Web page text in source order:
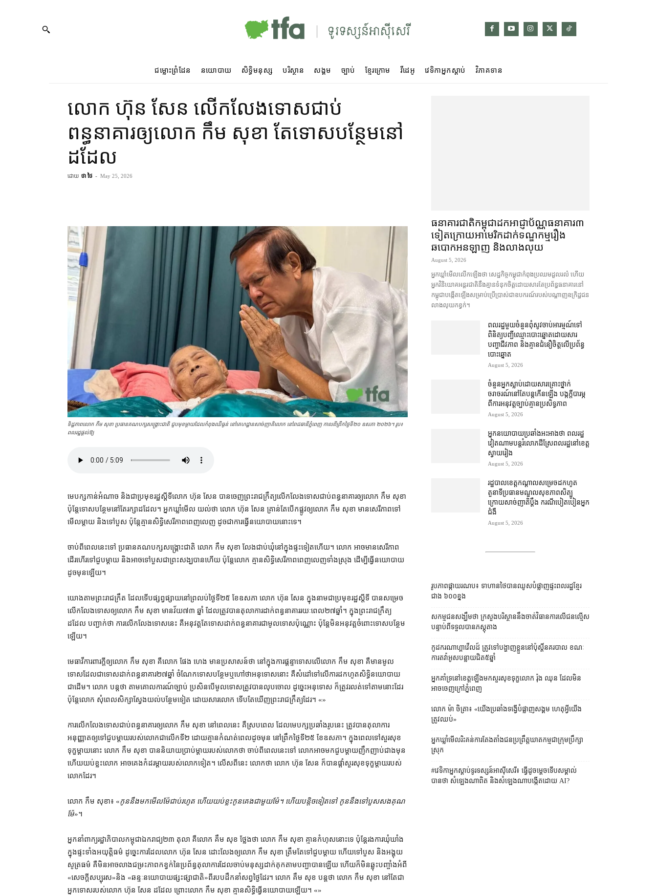
ជម្លោះព្រំដែន នយោបាយ សិទ្ធិមនុស្ស បរិស្ថាន សង្គម ច្បាប់ ខ្មែរក្រោម វីដេអូ វេទិកាអ្នកស្ដាប់ វិភាគទាន
លោក ហ៊ុន សែន លើកលែងទោស​ជាប់
ពន្ធនាគារ​ឲ្យ​លោក កឹម សុខា តែ​ទោស​បន្ថែម​នៅ​
ដដែល
ដោយ ថា ថៃ - May 25, 2026
ទិដ្ឋភាពលោក កឹម សុខា ​ប្រធានគណបក្សសង្គ្រោះជាតិ ​ជួបមុខម្ដាយដែលកំពុងឈឺធ្ងន់ នៅគេហដ្ឋានសាច់ញាតិ​លោក នៅ​រាជធានីភ្នំពេញ ​​កាល​​ពី​ព្រឹកថ្ងៃទី២០ ឧសភា ២០២៦។ រូប៖
ពលរដ្ឋផ្ដល់ឱ្យ
មេបក្ស​កាន់អំណាច និង​ជា​ប្រមុខ​រដ្ឋស្តីទី​លោក ហ៊ុន សែន បាន​ចេញ​ព្រះរាជក្រឹត្យ​លើកលែងទោស​ជាប់ពន្ធនាគារ​ឲ្យ​លោក កឹម សុខា
ប៉ុន្តែ​ទោស​បន្ថែម​នៅតែ​រក្សា​ដដែល​។ អ្នកឃ្លាំមើល យល់ថា លោក ហ៊ុន សែន គ្រាន់តែ​បើកផ្លូវ​ឲ្យ​លោក កឹម សុខា មាន​សេរីភាព​ទៅ​
មើល​ម្តាយ និង​ទៅ​បួស ប៉ុន្តែ​គ្មាន​សិទ្ធិ​សេរីភាព​ពេញលេញ ដូចជា​ការ​ធ្វើ​នយោបាយ​នោះ​ទេ។
ចាប់​ពី​ពេល​នេះ​ទៅ ប្រធាន​គណបក្ស​សង្គ្រោះ​ជាតិ លោក កឹម សុខា លែង​ជាប់ឃុំ​នៅក្នុង​ផ្ទះ​ទៀតហើយ​។ លោក អាច​មាន​សេរីភាព​
ដើរហើរ​ទៅ​ជួប​ម្តាយ និង​អាច​ទៅ​បួស​ជា​ព្រះសង្ឃ​បាន​ហើយ ប៉ុន្តែ​លោក គ្មាន​សិទ្ធិ​សេរីភាព​ពេញលេញ​ទាំងស្រុង ដើម្បី​ធ្វើ​នយោបាយ​
ដូច​មុន​ឡើយ។
យោង​តាម​ព្រះរាជក្រឹត ដែល​ទើប​ផ្សព្វផ្សាយ​នៅ​ព្រលប់​ថ្ងៃទី​២៥ ខែឧសភា លោក ហ៊ុន សែន ក្នុងនាម​ជា​ប្រមុខ​រដ្ឋស្តីទី បានសម្រេច​
លើកលែងទោស​ឲ្យ​លោក កឹម សុខា មាន​វ័យ​៧៣ ឆ្នាំ ដែល​ត្រូវ​បាន​តុលាការ​ដាក់​ពន្ធនាគារ​រយៈពេល​២៧​ឆ្នាំ​។ ក្នុង​ព្រះរាជក្រឹត្យ​
ដដែល បញ្ជាក់​ថា ការ​លើកលែងទោស​នេះ គឺ​អនុវត្ត​តែ​ទោស​ដាក់​ពន្ធនាគារ​ជា​មូលទោស​ប៉ុណ្ណោះ ប៉ុន្តែ​មិន​អនុវត្ត​ចំពោះ​ទោស​បន្ថែម​
ឡើយ។
មេធាវី​ការពារ​ក្តី​ឲ្យ​លោក កឹម សុខា គឺ​លោក ផែង ហេង មានប្រសាសន៍ថា នៅក្នុង​ការ​ផ្តន្ទាទោស​លើ​លោក កឹម សុខា គឺ​មាន​មូល
ទោស​ដែល​ជា​ទោស​ដាក់​ពន្ធនាគារ​២៧​ឆ្នាំ ចំណែក​ទោស​បន្ថែម​ឬ​ហៅថា​អនុទោស​នោះ គឺ​សំដៅ​ទៅលើ​ការ​ដកហូត​សិទ្ធិ​នយោបាយ​
ជាដើម​។ លោក បន្ត​ថា តាម​គោលការណ៍​ច្បាប់ ប្រសិនបើ​មូលទោស​ត្រូវ​បាន​លុបចោល ដូច្នេះ​អនុទោស ក៏​ត្រូវ​រលត់​ទៅតាម​នោះ​ដែរ
ប៉ុន្តែ​លោក សុំ​ពេល​សិក្សា​ស្វែងយល់​បន្ថែម​ទៀត ដោយសារ​លោក ទើបតែ​ឃើញ​ព្រះរាជក្រឹត្យ​ដែរ។ «»
ការ​លើកលែងទោស​ជាប់ពន្ធនាគារ​ឲ្យ​លោក កឹម សុខា នៅ​ពេល​នេះ គឺ​ស្របពេល ដែល​មេ​បក្ស​ប្រឆាំង​រូបនេះ ត្រូវ​បាន​តុលាការ
អនុញ្ញាត​ឲ្យ​ទៅ​ជួប​ម្តាយ​របស់​លោក​ជា​លើក​ទី​២ ដោយ​គ្មាន​កំណត់ពេល​ដូច​មុន នៅ​ព្រឹក​ថ្ងៃទី​២៥ ខែឧសភា​។ ក្នុង​ពេល​ទៅ​សួរសុខ
ទុក្ខ​ម្តាយ​នោះ លោក កឹម សុខា បាន​និយាយប្រាប់​ម្តាយ​របស់​លោក​ថា ចាប់ពី​ពេល​នេះ​ទៅ លោក​អាច​មក​ជួប​ម្តាយ​ញឹកញាប់​ជាង​មុន
ហើយ​យប់​ខ្លះ​លោក អាច​គេង​កំដរ​ម្តាយ​របស់​លោក​ទៀត​។ លើស​ពី​នេះ លោក​ថា លោក ហ៊ុន សែន ក៏បាន​ផ្តាំ​សួរសុខទុក្ខ​ម្តាយ​របស់​
លោក​ដែរ។
លោក កឹម សុខា៖ «​កូន​នឹង​មក​មើល​ម៉ែ​ជាប់​រហូត ហើយ​យប់​ខ្លះ​កូន​គេង​ជាមួយ​ម៉ែ​។ ហើយ​បន្តិចទៀត​ទៅ កូន​នឹង​ទៅ​បួស​សងគុណ​
ម៉ែ»។
អ្នកនាំពាក្យ​រដ្ឋាភិបាល​កម្ពុជា​ឯករាជ្យ​២៣ តុលា គឺ​លោក គឹម សុខ ថ្លែង​ថា លោក កឹម សុខា គ្មាន​កំហុស​នោះ​ទេ ប៉ុន្តែ​រង​ការ​ឃុំឃាំង​
ក្នុងផ្ទះ​ទាំង​អយុត្តិធម៌ ដូច្នេះ​ការដែល​លោក ហ៊ុន សែន ដោះលែង​ឲ្យ​លោក កឹម សុខា ត្រឹមតែ​ទៅ​ជួប​ម្តាយ ហើយ​ទៅ​បួស និង​អង្គុយ​
សូត្រធម៌ គឺ​មិនអាច​លាង​ជម្រះ​ភាព​កខ្វក់​នៃ​ប្រព័ន្ធ​តុលាការ​ដែល​ចាប់​មនុស្ស​ដាក់គុក​តាម​បញ្ជា​បាន​ឡើយ ហើយក៏​មិន​ឆ្លុះបញ្ចាំង​អំពី​
«​សេចក្តី​សប្បុរស​»​និង «​ឆន្ទៈ​នយោបាយ​ផ្សះផ្សា​ជាតិ​»​ពី​របប​ដឹកនាំ​សព្វថ្ងៃ​ដែរ​។ លោក គឹម សុខ បន្ត​ថា លោក កឹម សុខា នៅតែ​ជា​
អ្នកទោស​របស់​លោក ហ៊ុន សែន ដដែល ព្រោះ​លោក កឹម សុខា គ្មាន​សិទ្ធិ​ធ្វើ​នយោបាយ​ឡើយ។ «»
ធនាគារជាតិ​កម្ពុជា​ដក​អាជ្ញាប័ណ្ណ​ធនាគារ​៣​​
ទៀត​ក្រោយ​អាមេរិក​ដាក់​ទណ្ឌកម្ម​​រឿង​
ឆបោក​អនឡាញ និង​លាងលុយ
August 5, 2026
អ្នកឃ្លាំមើល​លើកឡើង​ថា សេដ្ឋកិច្ច​កម្ពុជា​កំពុង​ប្រឈម​ដួលរលំ ហើយ​
អ្នក​វិនិយោគ​អន្តរជាតិ​នឹង​គ្មាន​ទំនុកចិត្ត​ដោយសារតែ​ប្រព័ន្ធ​ធនាគារ​នៅ​
កម្ពុជា​បង្កើត​ឡើង​សម្រាប់​ប្រើប្រាស់​ជា​ឧបករណ៍​របស់​បណ្ដាញ​ឧក្រិដ្ឋជន​
លាងលុយកខ្វក់។
ពលរដ្ឋ​មួយចំនួន​ពុំ​សូវ​ចាប់អារម្មណ៍​ទៅ​
ពិនិត្យ​បញ្ជី​ឈ្មោះ​បោះឆ្នោត​ដោយសារ​
បញ្ហា​ជីវភាព និង​គ្មាន​ជំនឿ​ចិត្ត​លើ​ប្រព័ន្ធ​
បោះឆ្នោត
August 5, 2026
ចំនួន​អ្នក​ស្លាប់​ដោយសារ​គ្រោះថ្នាក់​
ចរាចរណ៍​នៅតែ​បន្ត​កើនឡើង បង្ក​ក្តី​បារម្ភ​
ពី​ការអនុវត្ត​ច្បាប់​គ្មាន​ប្រសិទ្ធភាព
August 5, 2026
អ្នកនយោបាយ​ប្រឆាំង​អះអាង​ថា ពលរដ្ឋ​
វៀតណាម​បន្ត​រំលោភ​ដីស្រែ​ពលរដ្ឋ​នៅ​ខេត្ត
ស្វាយរៀង​
August 5, 2026
រដ្ឋបាល​ខេត្ត​កណ្តាល​សម្រេច​ដកហូត​
តួនាទី​ប្រធាន​មណ្ឌល​សុខភាព​សិត្បូ
ក្រោយ​សាច់ញាតិ​ប្តឹង ករណី​បៀតបៀន​​អ្នក
ជំងឺ
August 5, 2026
រូបភាពផ្កាយរណប៖ ទាហានថៃបានឈូសបំផ្លាញផ្ទះពលរដ្ឋខ្មែរ
ជាង ៦០០ខ្នង
សកម្មជនសង្ឃឹមថា ក្រសួងបរិស្ថាននឹងចាត់វិធានការលើជនល្មើស
បន្ទាប់ពីទទួលបានភស្ដុតាង
កូដករណាហ្គាវើលដ៍ ត្រូវទៅបង្ហាញខ្លួននៅប៉ុស្ដិ៍នគរបាល ខណៈ
ការតវ៉ាអូសបន្លាយជិត៥ឆ្នាំ
អ្នកគាំទ្រនៅខេត្តឡើងមកសួរសុខទុក្ខលោក រ៉ុង ឈុន ដែលមិន
អាចចេញក្រៅភ្នំពេញ
លោក ម៉ា ចិត្រា៖ «យើងប្រឆាំងទង្វើបំផ្លាញសង្គម ហេតុអ្វីយើង
ត្រូវឈប់»
អ្នកឃ្លាំមើល​រិះគន់​ការតែងតាំងជនប្រព្រឹត្តឃាតកម្មជាក្រុមប្រឹក្សា
ស្រុក
#វេទិកាអ្នកស្ដាប់ទូរទស្សន៍អាស៊ីសេរី​៖ ធ្វើដូចម្តេចទើបសម្គាល់
បានថា សំឡេងណាពិត និងសំឡេងណាបង្កើតដោយ AI?